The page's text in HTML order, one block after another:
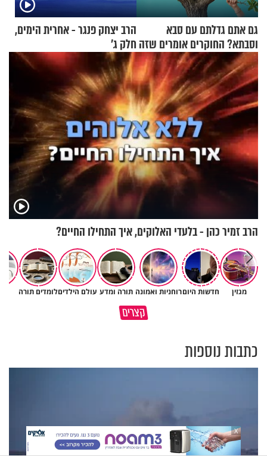
גם אתם גדלתם עם סבא
וסבתא? החוקרים אומרים שזה
מתכון מנצח
הרב יצחק פנגר - אחרית הימים,
חלק ג’
הרב זמיר כהן - בלעדי האלוקים, איך התחילו החיים?
מגזין חדשות היוםרוחניות ואמונה תורה ומדע עולם הילדיםלומדים תורה
קצרים
השכבה הקפואה ששומרת עלינו
כתבות נוספות
X